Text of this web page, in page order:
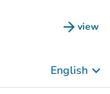
arrow_forward view
(new
English keyboard_arrow_down